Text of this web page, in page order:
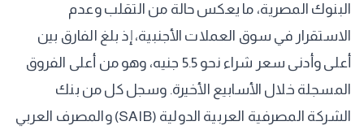
البنوك المصرية، ما يعكس حالة من التقلب وعدم
الاستقرار في سوق العملات الأجنبية، إذ بلغ الفارق بين
أعلى وأدنى سعر شراء نحو 5.5 جنيه، وهو من أعلى الفروق
المسجلة خلال الأسابيع الأخيرة. وسجل كل من بنك
الشركة المصرفية العربية الدولية (SAIB) والمصرف العربي